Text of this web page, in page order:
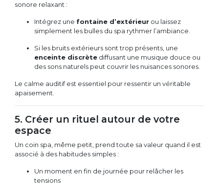
sonore relaxant :
Intégrez une fontaine d’extérieur ou laissez
simplement les bulles du spa rythmer l’ambiance.
Si les bruits extérieurs sont trop présents, une
enceinte discrète diffusant une musique douce ou
des sons naturels peut couvrir les nuisances sonores.
Le calme auditif est essentiel pour ressentir un véritable
apaisement.
5. Créer un rituel autour de votre
espace
Un coin spa, même petit, prend toute sa valeur quand il est
associé à des habitudes simples :
Un moment en fin de journée pour relâcher les
tensions